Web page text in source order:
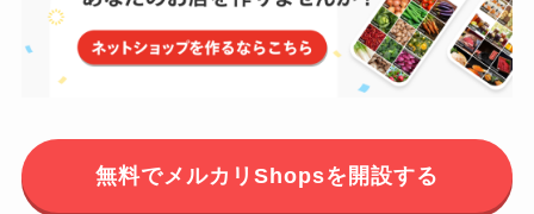
無料でメルカリShopsを開設する